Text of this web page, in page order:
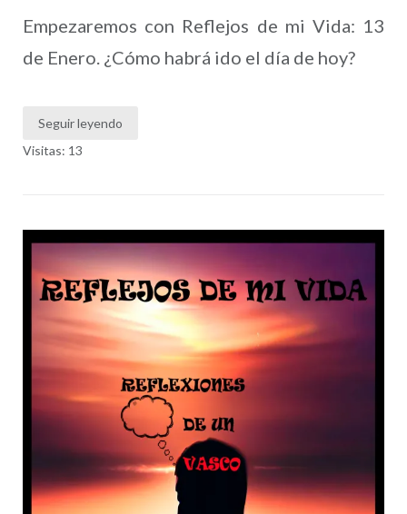
Empezaremos con Reflejos de mi Vida: 13
de Enero. ¿Cómo habrá ido el día de hoy?
Seguir leyendo
Visitas: 13